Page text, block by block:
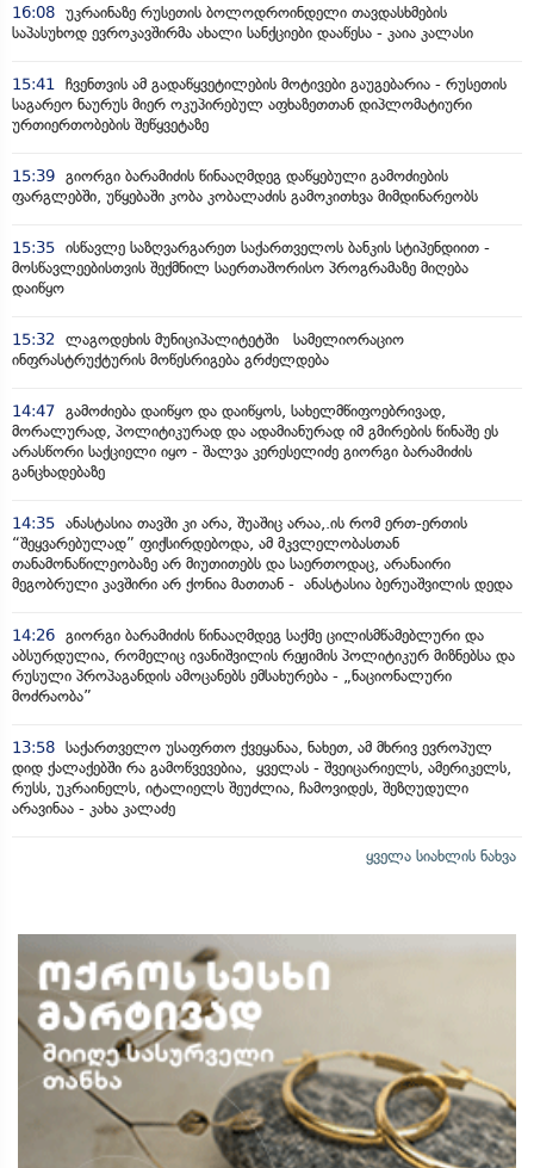
16:08 უკრაინაზე რუსეთის ბოლოდროინდელი თავდასხმების
საპასუხოდ ევროკავშირმა ახალი სანქციები დააწესა - კაია კალასი
15:41 ჩვენთვის ამ გადაწყვეტილების მოტივები გაუგებარია - რუსეთის
საგარეო ნაურუს მიერ ოკუპირებულ აფხაზეთთან დიპლომატიური
ურთიერთობების შეწყვეტაზე
15:39 გიორგი ბარამიძის წინააღმდეგ დაწყებული გამოძიების
ფარგლებში, უწყებაში კობა კობალაძის გამოკითხვა მიმდინარეობს
15:35 ისწავლე საზღვარგარეთ საქართველოს ბანკის სტიპენდიით -
მოსწავლეებისთვის შექმნილ საერთაშორისო პროგრამაზე მიღება
დაიწყო
15:32 ლაგოდეხის მუნიციპალიტეტში სამელიორაციო
ინფრასტრუქტურის მოწესრიგება გრძელდება
14:47 გამოძიება დაიწყო და დაიწყოს, სახელმწიფოებრივად,
მორალურად, პოლიტიკურად და ადამიანურად იმ გმირების წინაშე ეს
არასწორი საქციელი იყო - შალვა კერესელიძე გიორგი ბარამიძის
განცხადებაზე
14:35 ანასტასია თავში კი არა, შუაშიც არაა,.ის რომ ერთ-ერთის
“შეყვარებულად” ფიქსირდებოდა, ამ მკვლელობასთან
თანამონაწილეობაზე არ მიუთითებს და საერთოდაც, არანაირი
მეგობრული კავშირი არ ქონია მათთან - ანასტასია ბერუაშვილის დედა
14:26 გიორგი ბარამიძის წინააღმდეგ საქმე ცილისმწამებლური და
აბსურდულია, რომელიც ივანიშვილის რეჟიმის პოლიტიკურ მიზნებსა და
რუსული პროპაგანდის ამოცანებს ემსახურება - „ნაციონალური
მოძრაობა”
13:58 საქართველო უსაფრთო ქვეყანაა, ნახეთ, ამ მხრივ ევროპულ
დიდ ქალაქებში რა გამოწვევებია, ყველას - შვეიცარიელს, ამერიკელს,
რუსს, უკრაინელს, იტალიელს შეუძლია, ჩამოვიდეს, შეზღუდული
არავინაა - კახა კალაძე
ყველა სიახლის ნახვა